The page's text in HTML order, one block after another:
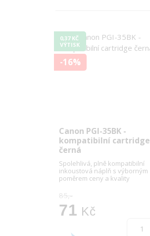
0,37 KČ
VÝTISK
-16%
Canon PGI-35BK -
kompatibilní cartridge
černá
Spolehlivá, plně kompatibilní
inkoustová náplň s výborným
poměrem ceny a kvality
85,-
71 Kč